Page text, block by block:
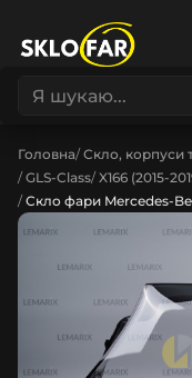
Головна Скло, корпуси
GLS-Class X166 (2015-
Скло фари Mercedes-